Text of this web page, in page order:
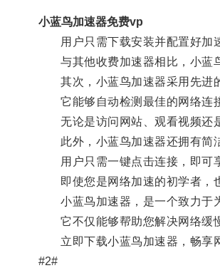
小蓝鸟加速器免费vp
用户只需下载安装并配置好加速
与其他收费加速器相比，小蓝鸟
其次，小蓝鸟加速器采用先进的
它能够自动检测最佳的网络连接
无论是访问网站、观看视频还是
此外，小蓝鸟加速器还拥有简洁
用户只需一键点击连接，即可享
即使您是网络加速的初学者，也
小蓝鸟加速器，是一个致力于为
它不仅能够帮助您解决网络缓慢
立即下载小蓝鸟加速器，畅享网
#2#